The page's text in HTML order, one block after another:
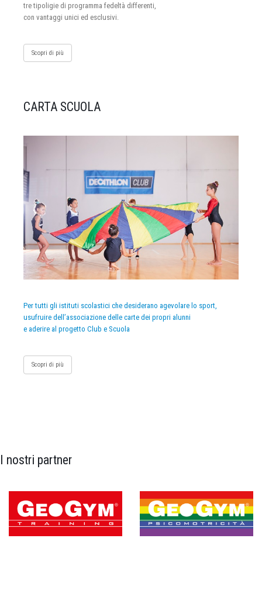
tre tipoligie di programma fedeltà differenti,
con vantaggi unici ed esclusivi.
Scopri di più
CARTA SCUOLA
Per tutti gli istituti scolastici che desiderano agevolare lo sport,
usufruire dell’associazione delle carte dei propri alunni
e aderire al progetto Club e Scuola
Scopri di più
I nostri partner